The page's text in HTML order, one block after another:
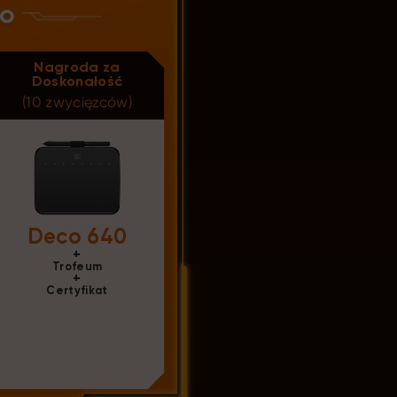
Nagroda za
Doskonałość
(10 zwycięzców)
Deco 640
+
Trofeum
+
Certyfikat